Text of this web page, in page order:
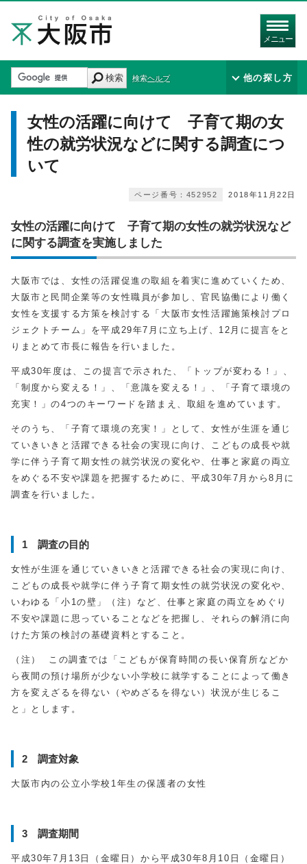
メニュー
検索 検索ヘルプ 他の探し方
女性の活躍に向けて 子育て期の女
性の就労状況などに関する調査につ
いて
2018年11月22日
ページ番号：452952
女性の活躍に向けて 子育て期の女性の就労状況など
に関する調査を実施しました
大阪市では、女性の活躍促進の取組を着実に進めていくため、
大阪市と民間企業等の女性職員が参加し、官民協働により働く
女性を支援する方策を検討する「大阪市女性活躍施策検討プロ
ジェクトチーム」を平成29年7月に立ち上げ、12月に提言をと
りまとめて市長に報告を行いました。
平成30年度は、この提言で示された、「トップが変わる！」、
「制度から変える！」、「意識を変える！」、「子育て環境の
充実！」の4つのキーワードを踏まえ、取組を進めています。
そのうち、「子育て環境の充実！」として、女性が生涯を通じ
ていきいきと活躍できる社会の実現に向け、こどもの成長や就
学に伴う子育て期女性の就労状況の変化や、仕事と家庭の両立
をめぐる不安や課題を把握するために、平成30年7月から8月に
調査を行いました。
1 調査の目的
女性が生涯を通じていきいきと活躍できる社会の実現に向け、
こどもの成長や就学に伴う子育て期女性の就労状況の変化や、
いわゆる「小1の壁」（注）など、仕事と家庭の両立をめぐり
不安や課題に思っていることなどを把握し、それらの解消に向
けた方策の検討の基礎資料とすること。
（注） この調査では「こどもが保育時間の長い保育所などか
ら夜間の預け場所が少ない小学校に就学することによって働き
方を変えざるを得ない（やめざるを得ない）状況が生じるこ
と」とします。
2 調査対象
大阪市内の公立小学校1年生の保護者の女性
3 調査期間
平成30年7月13日（金曜日）から平成30年8月10日（金曜日）